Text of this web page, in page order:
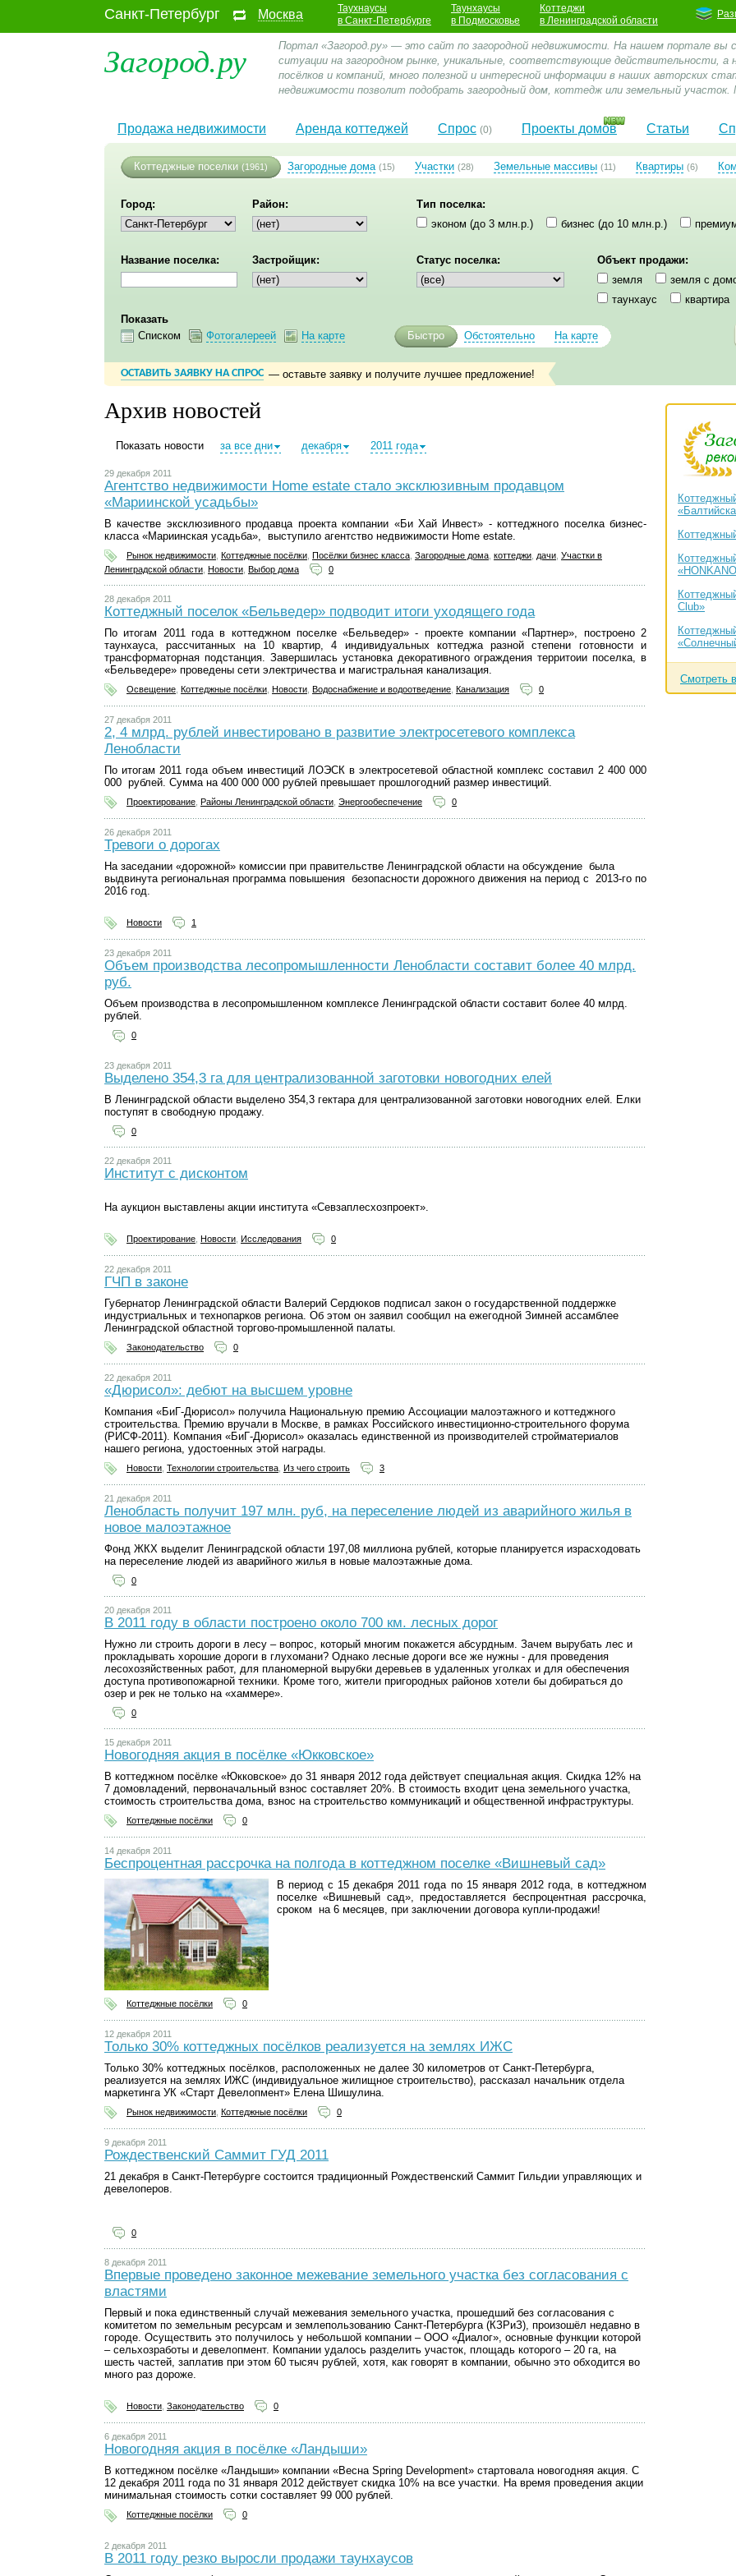
Санкт-Петербург Москва
Таухнаусы
в Санкт-Петербурге
Таунхаусы
в Подмосковье
Коттеджи
в Ленинградской области
Загород.ру
Портал «Загород.ру» — это сайт по загородной недвижимости. На нашем портале
ситуации на загородном рынке, уникальные, соответствующие действительности,
посёлков и компаний, много полезной и интересной информации в наших авторских
недвижимости позволит подобрать загородный дом, коттедж или земельный
Продажа недвижимости Аренда коттеджей Спрос (0) Проекты домов Статьи
Коттеджные поселки (1961) Загородные дома (15) Участки (28) Земельные массивы (11) Квартиры (6)
Город: Район:
Тип поселка:
эконом (до 3 млн.р.)
бизнес (до 10 млн.р.)
Название поселка: Застройщик: Статус поселка:
Объект продажи:
земля
земля с
таунхаус
квартира
Показать
Списком
Фотогалереей На карте Быстро Обстоятельно На карте
ОСТАВИТЬ ЗАЯВКУ НА СПРОС — оставьте заявку и получите лучшее предложение!
Архив новостей
Показать новости за все дни декабря 2011 года
29 декабря 2011
Агентство недвижимости Home estate стало эксклюзивным продавцом
«Мариинской усадьбы»
В качестве эксклюзивного продавца проекта компании «Би Хай Инвест» - коттеджного поселка бизнес-
класса «Мариинская усадьба», выступило агентство недвижимости Home estate.
Рынок недвижимости Коттеджные посёлки Посёлки бизнес класса Загородные дома коттеджи дачи Участки в
Ленинградской области Новости Выбор дома 0
28 декабря 2011
Коттеджный поселок «Бельведер» подводит итоги уходящего года
По итогам 2011 года в коттеджном поселке «Бельведер» - проекте компании «Партнер», построено 2
таунхауса, рассчитанных на 10 квартир, 4 индивидуальных коттеджа разной степени готовности и
трансформаторная подстанция. Завершилась установка декоративного ограждения территоии поселка, в
«Бельведере» проведены сети электричества и магистральная канализация.
Освещение Коттеджные посёлки Новости Водоснабжение и водоотведение Канализация 0
27 декабря 2011
2, 4 млрд. рублей инвестировано в развитие электросетевого комплекса
Ленобласти
По итогам 2011 года объем инвестиций ЛОЭСК в электросетевой областной комплекс составил 2 400 000
000 рублей. Сумма на 400 000 000 рублей превышает прошлогодний размер инвестиций.
Проектирование Районы Ленинградской области Энергообеспечение 0
26 декабря 2011
Тревоги о дорогах
На заседании «дорожной» комиссии при правительстве Ленинградской области на обсуждение была
выдвинута региональная программа повышения безопасности дорожного движения на период с 2013-го по
2016 год.
Новости 1
23 декабря 2011
Объем производства лесопромышленности Ленобласти составит более 40 млрд.
руб.
Объем производства в лесопромышленном комплексе Ленинградской области составит более 40 млрд.
рублей.
0
23 декабря 2011
Выделено 354,3 га для централизованной заготовки новогодних елей
В Ленинградской области выделено 354,3 гектара для централизованной заготовки новогодних елей. Елки
поступят в свободную продажу.
0
22 декабря 2011
Институт с дисконтом
На аукцион выставлены акции института «Севзаплесхозпроект».
Проектирование Новости Исследования 0
22 декабря 2011
ГЧП в законе
Губернатор Ленинградской области Валерий Сердюков подписал закон о государственной поддержке
индустриальных и технопарков региона. Об этом он заявил сообщил на ежегодной Зимней ассамблее
Ленинградской областной торгово-промышленной палаты.
Законодательство 0
22 декабря 2011
«Дюрисол»: дебют на высшем уровне
Компания «БиГ-Дюрисол» получила Национальную премию Ассоциации малоэтажного и коттеджного
строительства. Премию вручали в Москве, в рамках Российского инвестиционно-строительного форума
(РИСФ-2011). Компания «БиГ-Дюрисол» оказалась единственной из производителей стройматериалов
нашего региона, удостоенных этой награды.
Новости Технологии строительства Из чего строить 3
21 декабря 2011
Ленобласть получит 197 млн. руб, на переселение людей из аварийного жилья в
новое малоэтажное
Фонд ЖКХ выделит Ленинградской области 197,08 миллиона рублей, которые планируется израсходовать
на переселение людей из аварийного жилья в новые малоэтажные дома.
0
20 декабря 2011
В 2011 году в области построено около 700 км. лесных дорог
Нужно ли строить дороги в лесу – вопрос, который многим покажется абсурдным. Зачем вырубать лес и
прокладывать хорошие дороги в глухомани? Однако лесные дороги все же нужны - для проведения
лесохозяйственных работ, для планомерной вырубки деревьев в удаленных уголках и для обеспечения
доступа противопожарной техники. Кроме того, жители пригородных районов хотели бы добираться до
озер и рек не только на «хаммере».
0
15 декабря 2011
Новогодняя акция в посёлке «Юкковское»
В коттеджном посёлке «Юкковское» до 31 января 2012 года действует специальная акция. Скидка 12% на
7 домовладений, первоначальный взнос составляет 20%. В стоимость входит цена земельного участка,
стоимость строительства дома, взнос на строительство коммуникаций и общественной инфраструктуры.
Коттеджные посёлки 0
14 декабря 2011
Беспроцентная рассрочка на полгода в коттеджном поселке «Вишневый сад»
В период с 15 декабря 2011 года по 15 января 2012 года, в коттеджном
поселке «Вишневый сад», предоставляется беспроцентная рассрочка,
сроком на 6 месяцев, при заключении договора купли-продажи!
Коттеджные посёлки 0
12 декабря 2011
Только 30% коттеджных посёлков реализуется на землях ИЖС
Только 30% коттеджных посёлков, расположенных не далее 30 километров от Санкт-Петербурга,
реализуется на землях ИЖС (индивидуальное жилищное строительство), рассказал начальник отдела
маркетинга УК «Старт Девелопмент» Елена Шишулина.
Рынок недвижимости Коттеджные посёлки 0
9 декабря 2011
Рождественский Саммит ГУД 2011
21 декабря в Санкт-Петербурге состоится традиционный Рождественский Саммит Гильдии управляющих и
девелоперов.
0
8 декабря 2011
Впервые проведено законное межевание земельного участка без согласования с
властями
Первый и пока единственный случай межевания земельного участка, прошедший без согласования с
комитетом по земельным ресурсам и землепользованию Санкт-Петербурга (КЗРиЗ), произошёл недавно в
городе. Осуществить это получилось у небольшой компании – ООО «Диалог», основные функции которой
– сельхозработы и девелопмент. Компании удалось разделить участок, площадь которого – 20 га, на
шесть частей, заплатив при этом 60 тысяч рублей, хотя, как говорят в компании, обычно это обходится во
много раз дороже.
Новости Законодательство 0
6 декабря 2011
Новогодняя акция в посёлке «Ландыши»
В коттеджном посёлке «Ландыши» компании «Весна Spring Development» стартовала новогодняя акция. С
12 декабря 2011 года по 31 января 2012 действует скидка 10% на все участки. На время проведения акции
минимальная стоимость сотки составляет 99 000 рублей.
Коттеджные посёлки 0
2 декабря 2011
В 2011 году резко выросли продажи таунхаусов
Club»
Смотреть